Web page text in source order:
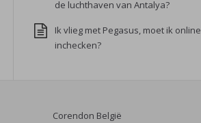
de luchthaven van Antalya?
Ik vlieg met Pegasus, moet ik online
inchecken?
Corendon België